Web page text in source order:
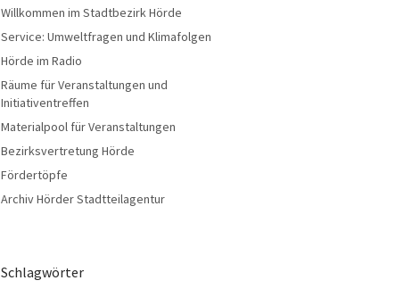
Willkommen im Stadtbezirk Hörde
Service: Umweltfragen und Klimafolgen
Hörde im Radio
Räume für Veranstaltungen und
Initiativentreffen
Materialpool für Veranstaltungen
Bezirksvertretung Hörde
Fördertöpfe
Archiv Hörder Stadtteilagentur
Schlagwörter